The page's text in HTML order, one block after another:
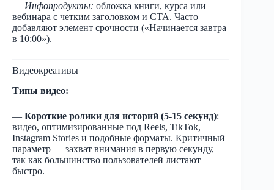
— Инфопродукты: обложка книги, курса или
вебинара с четким заголовком и CTA. Часто
добавляют элемент срочности («Начинается завтра
в 10:00»).
Видеокреативы
Типы видео:
— Короткие ролики для историй (5-15 секунд):
видео, оптимизированные под Reels, TikTok,
Instagram Stories и подобные форматы. Критичный
параметр — захват внимания в первую секунду,
так как большинство пользователей листают
быстро.